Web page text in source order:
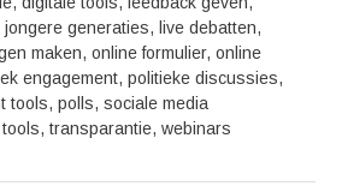
jongere generaties, live debatten,
maken,online formulier,online
engagement,politieke discussies,
tools,polls,sociale media
tools,transparantie,webinars